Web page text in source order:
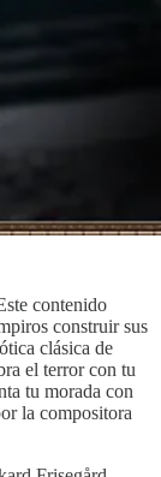
contenido
construir sus
clásica de
el terror con tu
tu morada con
la compositora